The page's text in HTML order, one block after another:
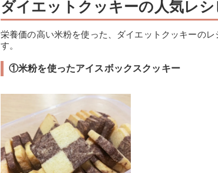
ダイエットクッキーの人気レシ
栄養価の高い米粉を使った、ダイエットクッキーの
す。
①米粉を使ったアイスボックスクッキー